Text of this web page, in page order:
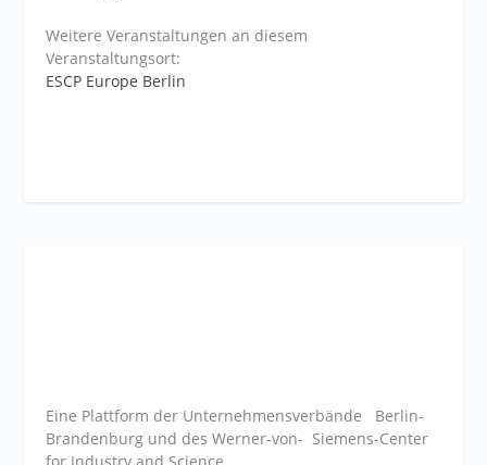
Weitere Veranstaltungen an diesem
Veranstaltungsort:
ESCP Europe Berlin
Eine Plattform der Unternehmensverbände Berlin-
Brandenburg und des Werner-von- Siemens-Center